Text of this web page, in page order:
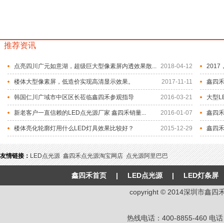
推荐资讯
2018-04-12
点亮四川广元如意湖，超级巨大型像素屏内透效果散... 2017
2017-11-11
楼体大型像素屏，低造价实现高清显示效果。 鑫四
2016-03-21
韩国仁川广域市中区区长莅临鑫四禾参观指导 大型
2016-01-07
新老客户一直信赖的LED点光源厂家 鑫四禾销量... 鑫四
2015-12-29
楼体亮化轮廓灯用什么LED灯具效果比较好？ 鑫四
友情链接：LED点光源 鑫四禾点光源淘宝网店 点光源阿里巴巴
鑫四禾首页 | LED点光源 | LED灯条屏
copyright © 2014深圳市鑫四
热线电话：400-8855-460 电